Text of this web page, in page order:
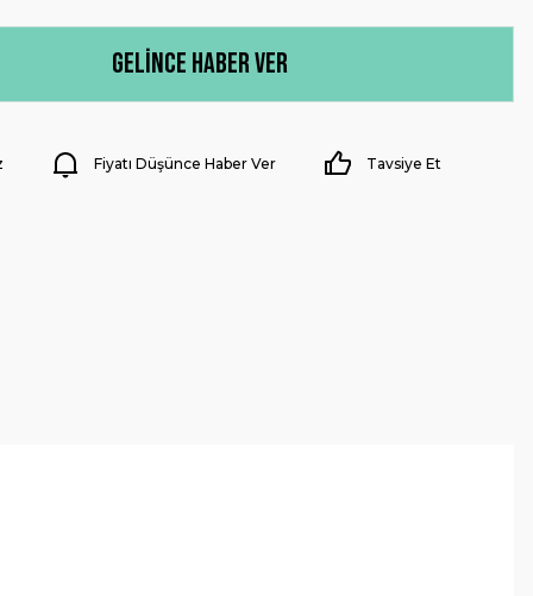
Gelince Haber Ver
Fiyatı Düşünce Haber Ver Tavsiye Et